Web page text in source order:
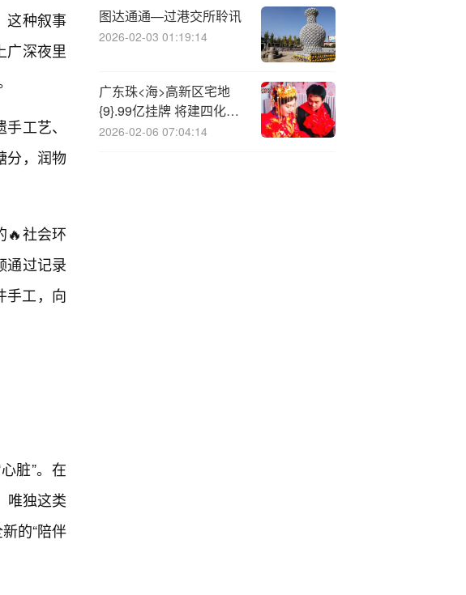
这种叙事
广深夜里
工艺、
分，润物
🔥社会环
通过记录
手工，向
脏”。在
唯独这类
的“陪伴
图达通通—过港交所聆讯
2026-02-03 01:19:14
广东珠<海>高新区宅地
{9}.99亿挂牌 将建四化新
型住宅
2026-02-06 07:04:14